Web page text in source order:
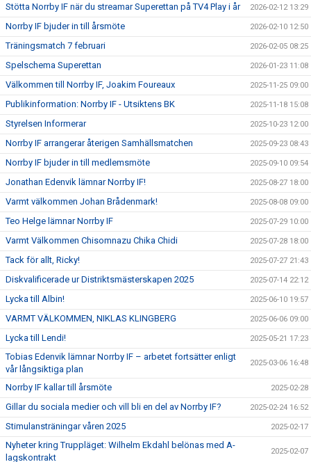
Stötta Norrby IF när du streamar Superettan på TV4 Play i år 2026-02-12 13:29
Norrby IF bjuder in till årsmöte 2026-02-10 12:50
Träningsmatch 7 februari 2026-02-05 08:25
Spelschema Superettan 2026-01-23 11:08
Välkommen till Norrby IF, Joakim Foureaux 2025-11-25 09:00
Publikinformation: Norrby IF - Utsiktens BK 2025-11-18 15:08
Styrelsen Informerar 2025-10-23 12:00
Norrby IF arrangerar återigen Samhällsmatchen 2025-09-23 08:43
Norrby IF bjuder in till medlemsmöte 2025-09-10 09:54
Jonathan Edenvik lämnar Norrby IF! 2025-08-27 18:00
Varmt välkommen Johan Brådenmark! 2025-08-08 09:00
Teo Helge lämnar Norrby IF 2025-07-29 10:00
Varmt Välkommen Chisomnazu Chika Chidi 2025-07-28 18:00
Tack för allt, Ricky! 2025-07-27 21:43
Diskvalificerade ur Distriktsmästerskapen 2025 2025-07-14 22:12
Lycka till Albin! 2025-06-10 19:57
VARMT VÄLKOMMEN, NIKLAS KLINGBERG 2025-06-06 09:00
Lycka till Lendi! 2025-05-21 17:23
Tobias Edenvik lämnar Norrby IF – arbetet fortsätter enligt
vår långsiktiga plan
2025-03-06 16:48
Norrby IF kallar till årsmöte 2025-02-28
Gillar du sociala medier och vill bli en del av Norrby IF? 2025-02-24 16:52
Stimulansträningar våren 2025 2025-02-17
Nyheter kring Truppläget: Wilhelm Ekdahl belönas med A-
lagskontrakt
2025-02-07